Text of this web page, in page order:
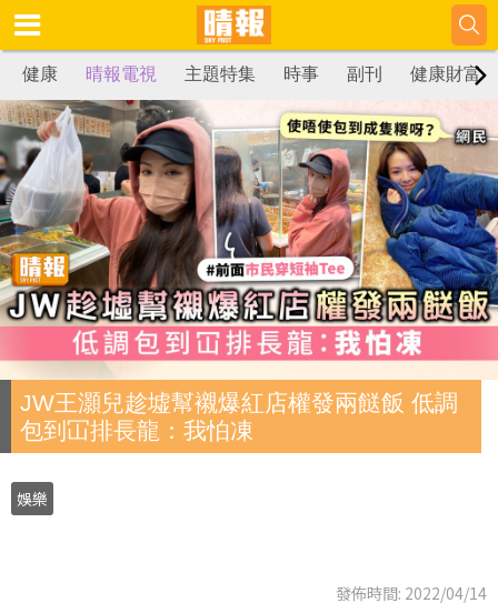
健康 晴報電視 主題特集 時事 副刊 健康財富
JW王灝兒趁墟幫襯爆紅店權發兩餸飯 低調
包到冚排長龍：我怕凍
娛樂
發佈時間: 2022/04/14